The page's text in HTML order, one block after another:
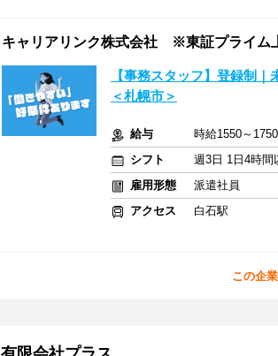
キャリアリンク株式会社 ※東証プライム
【事務スタッフ】登録制
＜札幌市＞
給与
時給1550～
シフト
週3日 1日4時間
雇用形態
派遣社員
アクセス
白石駅
この企